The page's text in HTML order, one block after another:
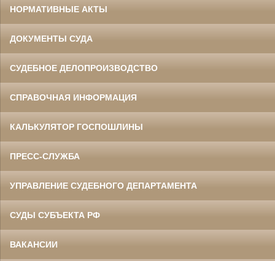
НОРМАТИВНЫЕ АКТЫ
ДОКУМЕНТЫ СУДА
СУДЕБНОЕ ДЕЛОПРОИЗВОДСТВО
СПРАВОЧНАЯ ИНФОРМАЦИЯ
КАЛЬКУЛЯТОР ГОСПОШЛИНЫ
ПРЕСС-СЛУЖБА
УПРАВЛЕНИЕ СУДЕБНОГО ДЕПАРТАМЕНТА
СУДЫ СУБЪЕКТА РФ
ВАКАНСИИ